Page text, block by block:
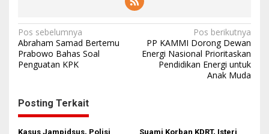
N
a
v
g
a
Pos sebelumnya
Abraham Samad Bertemu
Prabowo Bahas Soal
Penguatan KPK
Pos berikutnya
PP KAMMI Dorong Dewan
Energi Nasional Prioritaskan
Pendidikan Energi untuk
Anak Muda
Posting Terkait
Kasus Jampidsus, Polisi
Suami Korban KDRT, Isteri